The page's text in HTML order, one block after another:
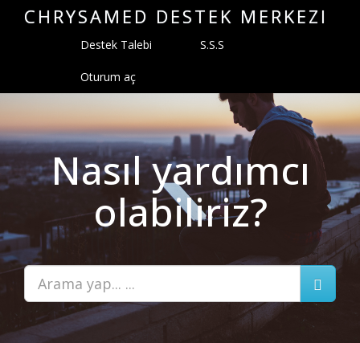
CHRYSAMED DESTEK MERKEZI
Destek Talebi S.S.S
Oturum aç
Nasıl yardımcı
olabiliriz?